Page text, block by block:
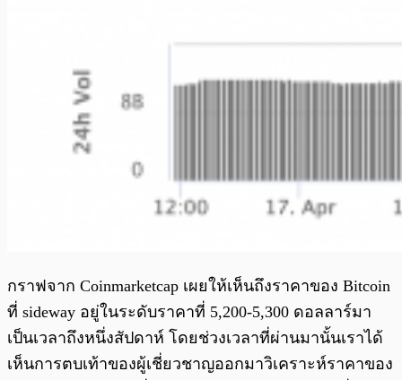
กราฟจาก Coinmarketcap เผยให้เห็นถึงราคาของ Bitcoin
ที่ sideway อยู่ในระดับราคาที่ 5,200-5,300 ดอลลาร์มา
เป็นเวลาถึงหนึ่งสัปดาห์ โดยช่วงเวลาที่ผ่านมานั้นเราได้
เห็นการตบเท้าของผู้เชี่ยวชาญออกมาวิเคราะห์ราคาของ